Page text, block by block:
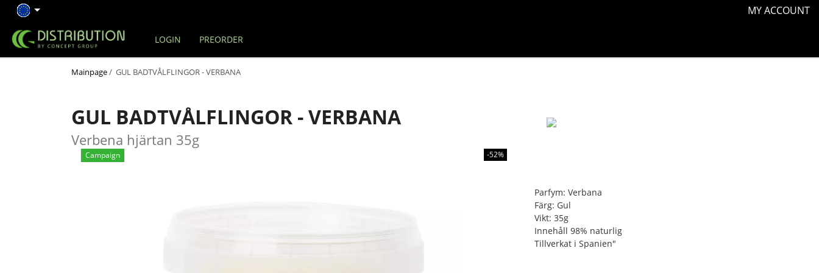
MY ACCOUNT
LOGIN PREORDER
Mainpage/ GUL BADTVÅLFLINGOR - VERBANA
GUL BADTVÅLFLINGOR - VERBANA
Verbena hjärtan 35g
Campaign -52%
Parfym: Verbana
Färg: Gul
Vikt: 35g
Innehåll 98% naturlig
Tillverkat i Spanien"